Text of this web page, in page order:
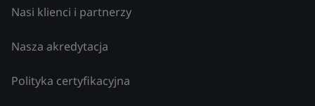
Nasi klienci i partnerzy
Nasza akredytacja
Polityka certyfikacyjna